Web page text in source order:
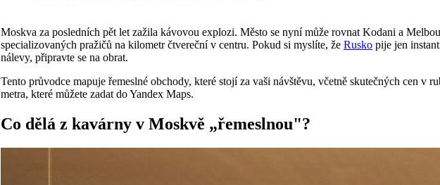
Moskva za posledních pět let zažila kávovou explozi. Město se nyní může rovnat Kodani a
specializovaných pražičů na kilometr čtvereční v centru. Pokud si myslíte, že Rusko pije jen
nálevy, připravte se na obrat.
Tento průvodce mapuje řemeslné obchody, které stojí za vaši návštěvu, včetně skutečných cen v
metra, které můžete zadat do Yandex Maps.
Co dělá z kavárny v Moskvě „řemeslnou"?